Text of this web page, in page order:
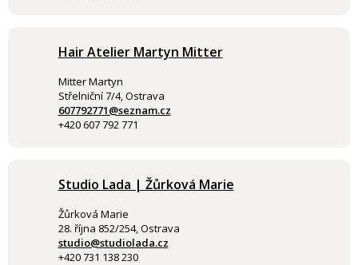
Hair Atelier Martyn Mitter
Mitter Martyn
Střelniční 7/4, Ostrava
607792771@seznam.cz
+420 607 792 771
Studio Lada | Žůrková Marie
Žůrková Marie
28. října 852/254, Ostrava
studio@studiolada.cz
+420 731 138 230